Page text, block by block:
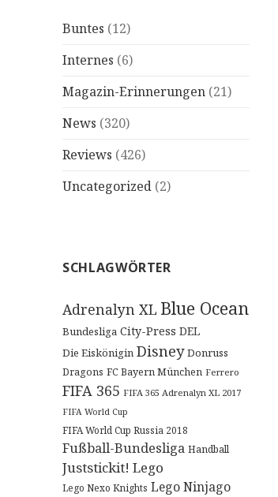
Buntes (12)
Internes (6)
Magazin-Erinnerungen (21)
News (320)
Reviews (426)
Uncategorized (2)
SCHLAGWÖRTER
Adrenalyn XL Blue Ocean
Bundesliga City-Press DEL
Die Eiskönigin Disney Donruss
Dragons FC Bayern München Ferrero
FIFA 365 FIFA 365 Adrenalyn XL 2017
FIFA World Cup
FIFA World Cup Russia 2018
Fußball-Bundesliga Handball
Juststickit! Lego
Lego Nexo Knights Lego Ninjago